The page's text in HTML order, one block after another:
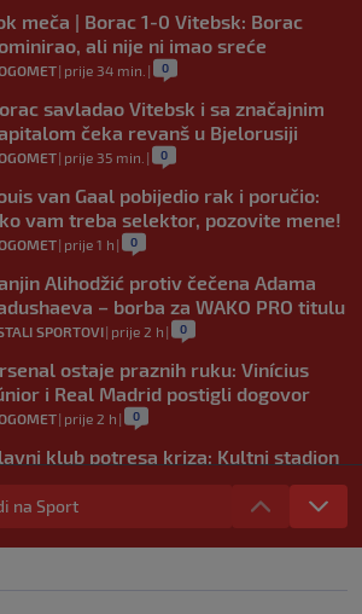
meča | Borac 1-0 Vitebsk: Borac
ali nije ni imao sreće
| prije 34 min. | 0
savladao Vitebsk i sa značajnim
čeka revanš u Bjelorusiji
| prije 35 min. | 0
van Gaal pobijedio rak i poručio:
vam treba selektor, pozovite mene!
| prije 1 h | 0
Alihodžić protiv čečena Adama
– borba za WAKO PRO titulu
SPORTOVI| prije 2 h | 0
ostaje praznih ruku: Vinícius
i Real Madrid postigli dogovor
| prije 2 h | 0
klub potresa kriza: Kultni stadion
Italiji bit će prazan na početku sezone,
objavili rat upravi
na Sport